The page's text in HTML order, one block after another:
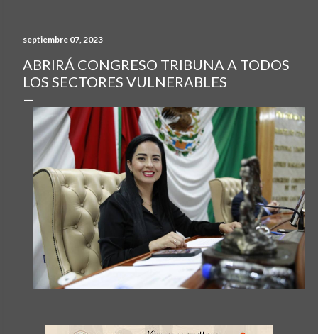
septiembre 07, 2023
ABRIRÁ CONGRESO TRIBUNA A TODOS
LOS SECTORES VULNERABLES